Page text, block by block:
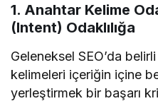
1. Anahtar Kelime
(Intent) Odaklılığa
Geleneksel SEO’da
kelimeleri içeriğin içine
yerleştirmek bir başarı